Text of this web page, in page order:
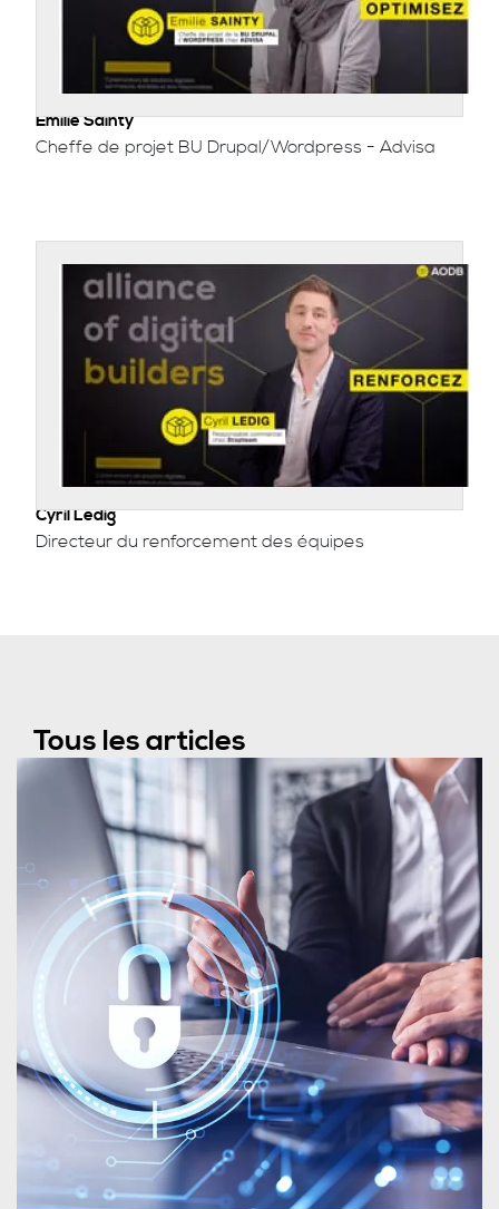
Emilie Sainty
Cheffe de projet BU Drupal/Wordpress - Advisa
Cyril Ledig
Directeur du renforcement des équipes
Tous les articles